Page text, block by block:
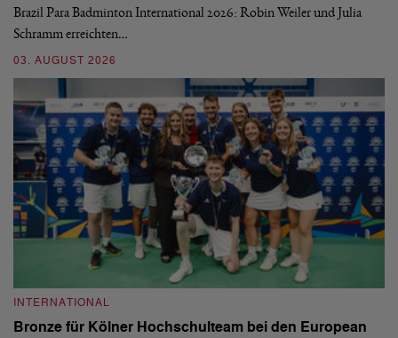
Brazil Para Badminton International 2026: Robin Weiler und Julia
Schramm erreichten…
03. AUGUST 2026
INTERNATIONAL
Bronze für Kölner Hochschulteam bei den European